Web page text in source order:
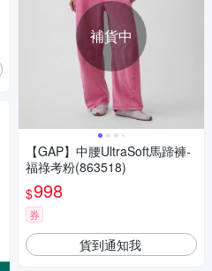
補貨中
【GAP】中腰UltraSoft馬蹄褲-
福祿考粉(863518)
$998
券
貨到通知我